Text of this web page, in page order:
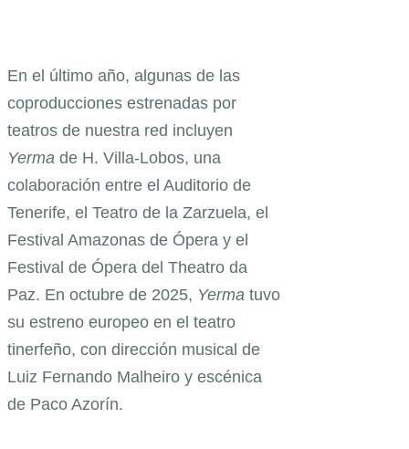
En el último año, algunas de las
coproducciones estrenadas por
teatros de nuestra red incluyen
Yerma de H. Villa-Lobos, una
colaboración entre el Auditorio de
Tenerife, el Teatro de la Zarzuela, el
Festival Amazonas de Ópera y el
Festival de Ópera del Theatro da
Paz. En octubre de 2025, Yerma tuvo
su estreno europeo en el teatro
tinerfeño, con dirección musical de
Luiz Fernando Malheiro y escénica
de Paco Azorín.